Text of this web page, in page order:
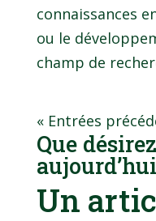
connaissances
ou le
champ de
« Entrées
Que
Un